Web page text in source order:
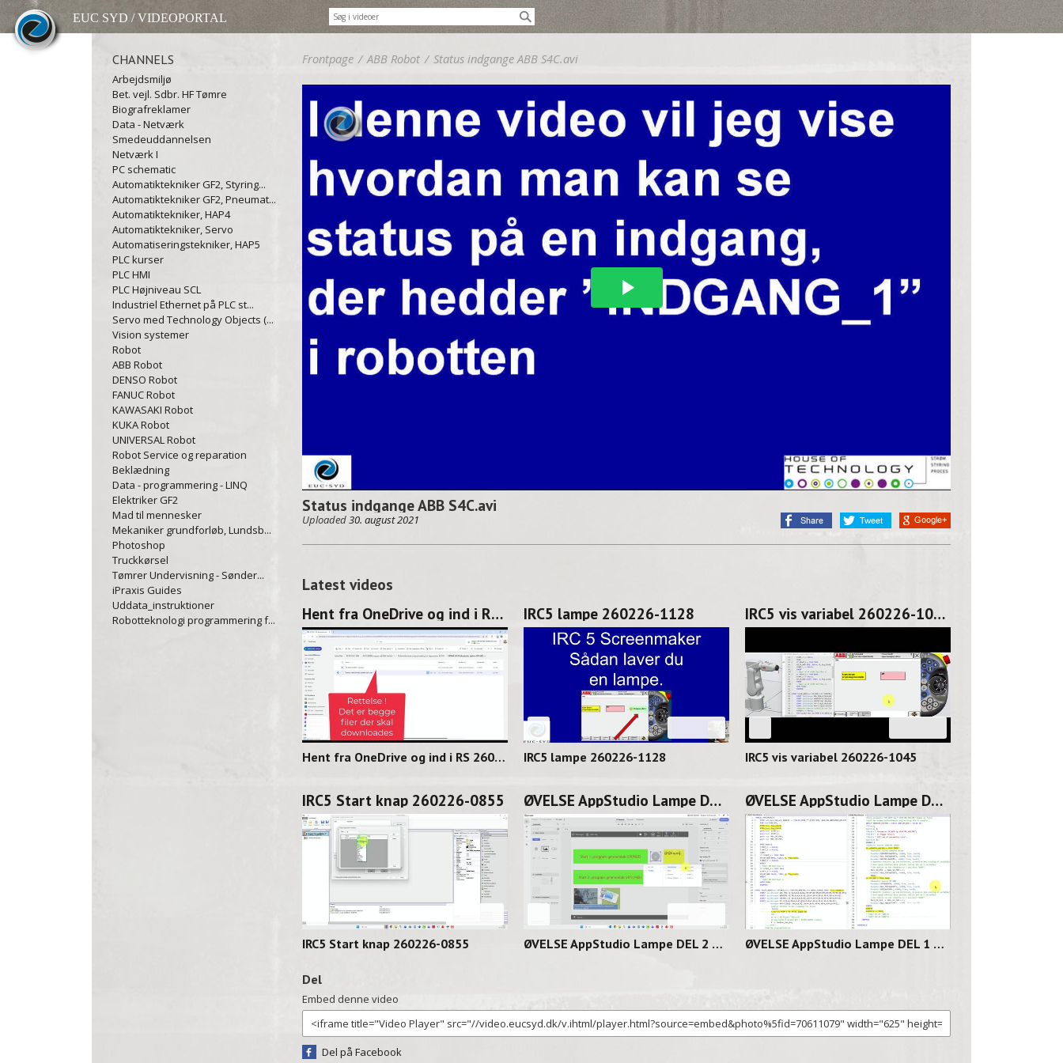
EUC SYD / VIDEOPORTAL
Frontpage / ABB Robot / Status indgange ABB S4C.avi
Status indgange ABB S4C.avi
Uploaded30. august 2021
Latest videos
Hent fra OneDrive og ind i RS 260227-1128
Hent fra OneDrive og ind i RS 260227-1128
IRC5 lampe 260226-1128
IRC5 lampe 260226-1128
IRC5 vis variabel 260226-1045
IRC5 vis variabel 260226-1045
IRC5 Start knap 260226-0855
IRC5 Start knap 260226-0855
ØVELSE AppStudio Lampe DEL 2 260225-1131
ØVELSE AppStudio Lampe DEL 2 260225-1131
ØVELSE AppStudio Lampe DEL 1 260224-1141
ØVELSE AppStudio Lampe DEL 1 260224-1141
Del
Embed denne video
Del på Facebook
CHANNELS
Arbejdsmiljø
Bet. vejl. Sdbr. HF Tømre
Biografreklamer
Data - Netværk
Smedeuddannelsen
Netværk I
PC schematic
Automatiktekniker GF2, Styring...
Automatiktekniker GF2, Pneumat...
Automatiktekniker, HAP4
Automatiktekniker, Servo
Automatiseringstekniker, HAP5
PLC kurser
PLC HMI
PLC Højniveau SCL
Industriel Ethernet på PLC st...
Servo med Technology Objects (...
Vision systemer
Robot
ABB Robot
DENSO Robot
FANUC Robot
KAWASAKI Robot
KUKA Robot
UNIVERSAL Robot
Robot Service og reparation
Beklædning
Data - programmering - LINQ
Elektriker GF2
Mad til mennesker
Mekaniker grundforløb, Lundsb...
Photoshop
Truckkørsel
Tømrer Undervisning - Sønder...
iPraxis Guides
Uddata_instruktioner
Robotteknologi programmering f...